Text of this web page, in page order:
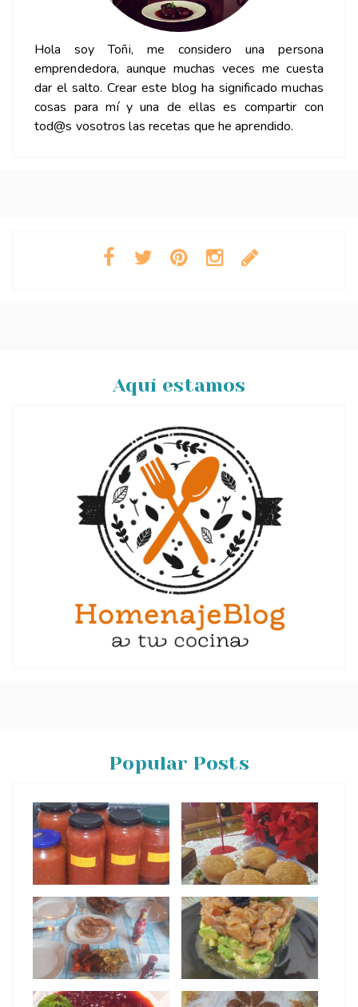
Hola soy Toñi, me considero una persona
emprendedora, aunque muchas veces me cuesta
dar el salto. Crear este blog ha significado muchas
cosas para mí y una de ellas es compartir con
tod@s vosotros las recetas que he aprendido.
Aquí estamos
Popular Posts